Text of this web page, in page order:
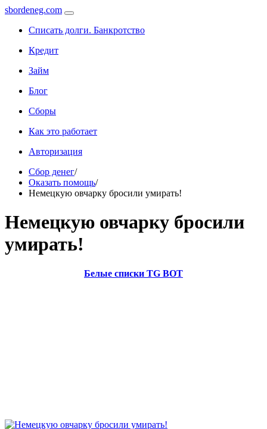
sbordeneg.com
Списать долги. Банкротство
Кредит
Займ
Блог
Сборы
Как это работает
Авторизация
Сбор денег/
Оказать помощь/
Немецкую овчарку бросили умирать!
Немецкую овчарку бросили
умирать!
Белые списки TG BOT